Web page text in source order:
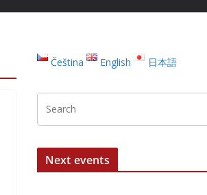
Čeština English 日本語
Next events